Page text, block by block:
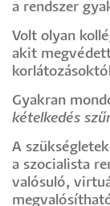
a rendszer
Volt olyan
akit
Gyakran
kételkedés
A
a szocialista
valósuló,